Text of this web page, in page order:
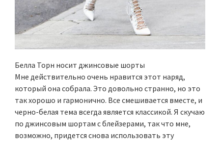
Белла Торн носит джинсовые шорты
Мне действительно очень нравится этот наряд,
который она собрала. Это довольно странно, но это
так хорошо и гармонично. Все смешивается вместе, и
черно-белая тема всегда является классикой. Я скучаю
по джинсовым шортам с блейзерами, так что мне,
возможно, придется снова использовать эту